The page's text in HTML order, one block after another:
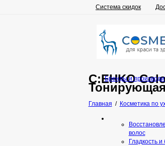
Система скидок
C:EHKO
Тонирующая
Главная / Косметика по
Бренды и
волос
Гладкость и